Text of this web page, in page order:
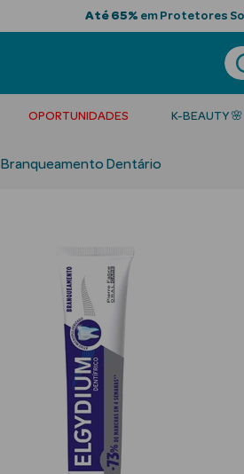
Até 65% em Protetores
OPORTUNIDADES K-BEAUTY 🌸
Branqueamento Dentário